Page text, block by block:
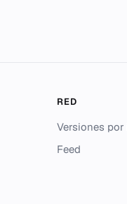
RED
Versiones
Feed